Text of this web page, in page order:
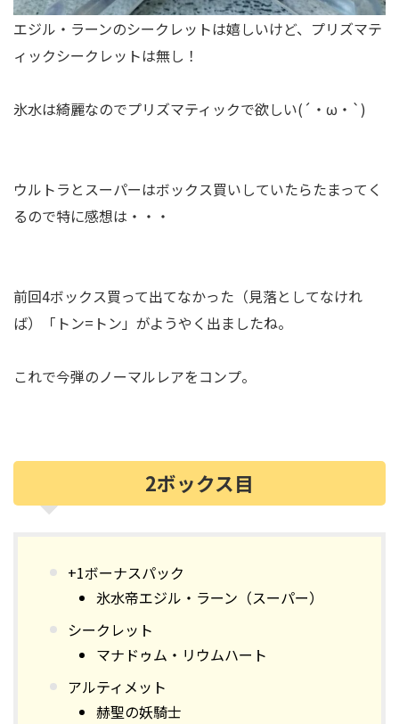
エジル・ラーンのシークレットは嬉しいけど、プリズマテ
ィックシークレットは無し！
氷水は綺麗なのでプリズマティックで欲しい(´・ω・`)
ウルトラとスーパーはボックス買いしていたらたまってく
るので特に感想は・・・
前回4ボックス買って出てなかった（見落としてなけれ
ば）「トン=トン」がようやく出ましたね。
これで今弾のノーマルレアをコンプ。
2ボックス目
+1ボーナスパック
氷水帝エジル・ラーン（スーパー）
シークレット
マナドゥム・リウムハート
アルティメット
赫聖の妖騎士